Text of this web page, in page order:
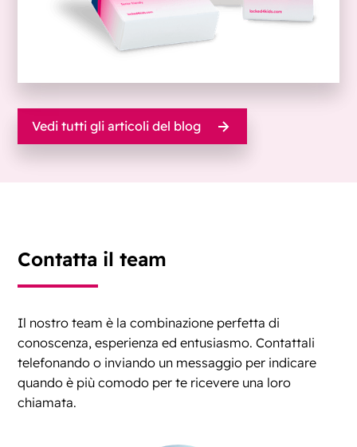
Vedi tutti gli articoli del blog
Contatta il team
Il nostro team è la combinazione perfetta di
conoscenza, esperienza ed entusiasmo. Contattali
telefonando o inviando un messaggio per indicare
quando è più comodo per te ricevere una loro
chiamata.